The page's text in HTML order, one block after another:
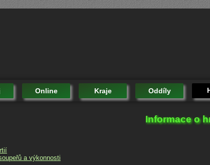
Online Kraje Oddíly
Informace o
a výkonnosti